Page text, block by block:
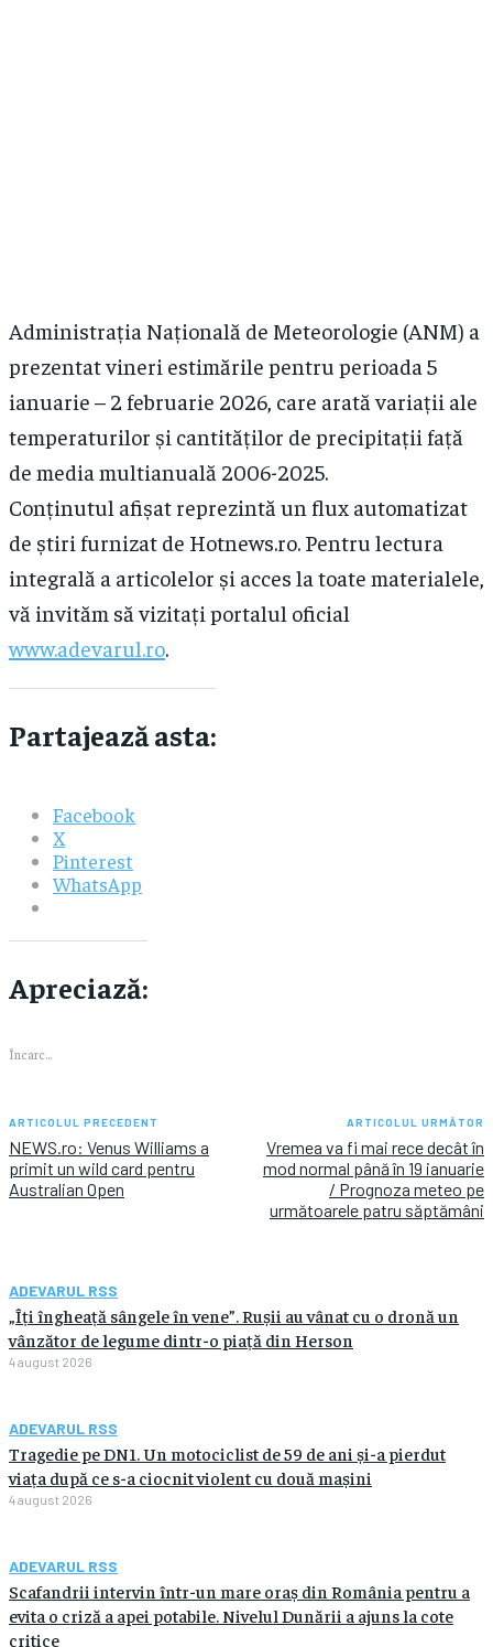
Administrația Națională de Meteorologie (ANM) a
prezentat vineri estimările pentru perioada 5
ianuarie – 2 februarie 2026, care arată variații ale
temperaturilor și cantităților de precipitații față
de media multianuală 2006-2025.
Conținutul afișat reprezintă un flux automatizat
de știri furnizat de Hotnews.ro. Pentru lectura
integrală a articolelor și acces la toate materialele,
vă invităm să vizitați portalul oficial
www.adevarul.ro.
Partajează asta:
Facebook
X
Pinterest
WhatsApp
Apreciază:
Încarc...
ARTICOLUL PRECEDENT
NEWS.ro: Venus Williams a
primit un wild card pentru
Australian Open
ARTICOLUL URMĂTOR
Vremea va fi mai rece decât în
mod normal până în 19 ianuarie
/ Prognoza meteo pe
următoarele patru săptămâni
ADEVARUL RSS
„Îți îngheață sângele în vene”. Rușii au vânat cu o dronă un
vânzător de legume dintr-o piață din Herson
4 august 2026
ADEVARUL RSS
Tragedie pe DN1. Un motociclist de 59 de ani și-a pierdut
viața după ce s-a ciocnit violent cu două mașini
4 august 2026
ADEVARUL RSS
Scafandrii intervin într-un mare oraș din România pentru a
evita o criză a apei potabile. Nivelul Dunării a ajuns la cote
critice